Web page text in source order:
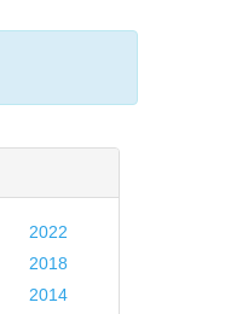
2022
2018
2014